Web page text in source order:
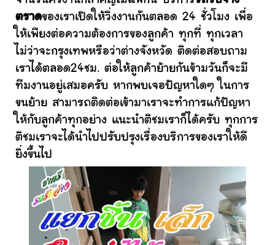
ตราดของเราเปิดให้วิ่งงานกันตลอด 24 ชั่วโมง เพื่อ
ให้เพียงต่อความต้องการของลูกค้า ทุกที่ ทุกเวลา
ไม่ว่าจะกรุงเทพหรือว่าต่างจังหวัด ติดต่อสอบถาม
เราได้ตลอด24ชม. ต่อให้ลูกค้าย้ายกันข้ามวันก็จะมี
ทีมงานอยู่เสมอครับ หากพบเจอปัญหาใดๆ ในการ
ขนย้าย สามารถติดต่อเข้ามาเราจะทำการแก้ปัญหา
ให้กับลูกค้าทุกอย่าง แนะนำติชมเราก็ได้ครับ ทุกการ
ติชมเราจะได้นำไปปรับปรุงเรื่องบริการของเราให้ดี
ยิ่งขึ้นไป